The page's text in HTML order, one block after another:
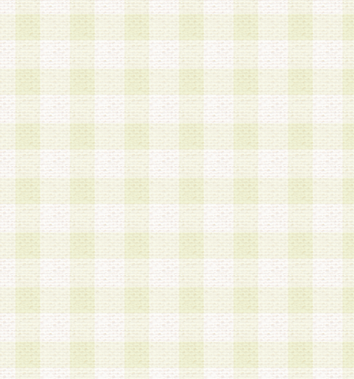
録を行うものとします。なお、義務教育学齢に該
者については、登録時に 当社が別途定める方法
権者による承認手続きを行うものとします。
第3条 会員の登録方法
1.会員登録手続きは、会員登録希望者本人が行う
る登録は一切認められないものとします。
2.会員登録希望者は、本規約に同意の後、当社指
画 面」において、当社が指定する必要事項を入
を行うものとします。当社は、会員登録を承認し
会員として本サービスを 受けるためのログイン
を付与します。
3.会員は、会員登録の際に申告する登録情報の全
いかなる虚偽の申告をも行ってはならないものと
4.会員は、複数のログインＩＤおよびパスワード
いものとします。
第4条 ログインIDおよびパスワードの管理